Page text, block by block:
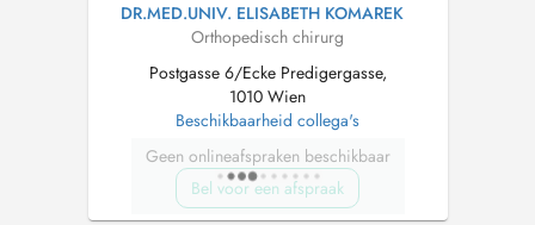
DR.MED.UNIV. ELISABETH KOMAREK
Orthopedisch chirurg
Postgasse 6/Ecke Predigergasse,
1010 Wien
Beschikbaarheid collega's
Geen onlineafspraken beschikbaar
Bel voor een afspraak